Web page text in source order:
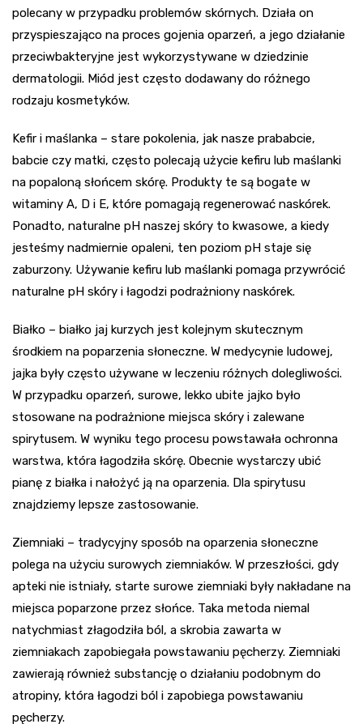
polecany w przypadku problemów skórnych. Działa on
przyspieszająco na proces gojenia oparzeń, a jego działanie
przeciwbakteryjne jest wykorzystywane w dziedzinie
dermatologii. Miód jest często dodawany do różnego
rodzaju kosmetyków.
Kefir i maślanka – stare pokolenia, jak nasze prababcie,
babcie czy matki, często polecają użycie kefiru lub maślanki
na popaloną słońcem skórę. Produkty te są bogate w
witaminy A, D i E, które pomagają regenerować naskórek.
Ponadto, naturalne pH naszej skóry to kwasowe, a kiedy
jesteśmy nadmiernie opaleni, ten poziom pH staje się
zaburzony. Używanie kefiru lub maślanki pomaga przywrócić
naturalne pH skóry i łagodzi podrażniony naskórek.
Białko – białko jaj kurzych jest kolejnym skutecznym
środkiem na poparzenia słoneczne. W medycynie ludowej,
jajka były często używane w leczeniu różnych dolegliwości.
W przypadku oparzeń, surowe, lekko ubite jajko było
stosowane na podrażnione miejsca skóry i zalewane
spirytusem. W wyniku tego procesu powstawała ochronna
warstwa, która łagodziła skórę. Obecnie wystarczy ubić
pianę z białka i nałożyć ją na oparzenia. Dla spirytusu
znajdziemy lepsze zastosowanie.
Ziemniaki – tradycyjny sposób na oparzenia słoneczne
polega na użyciu surowych ziemniaków. W przeszłości, gdy
apteki nie istniały, starte surowe ziemniaki były nakładane na
miejsca poparzone przez słońce. Taka metoda niemal
natychmiast złagodziła ból, a skrobia zawarta w
ziemniakach zapobiegała powstawaniu pęcherzy. Ziemniaki
zawierają również substancję o działaniu podobnym do
atropiny, która łagodzi ból i zapobiega powstawaniu
pęcherzy.